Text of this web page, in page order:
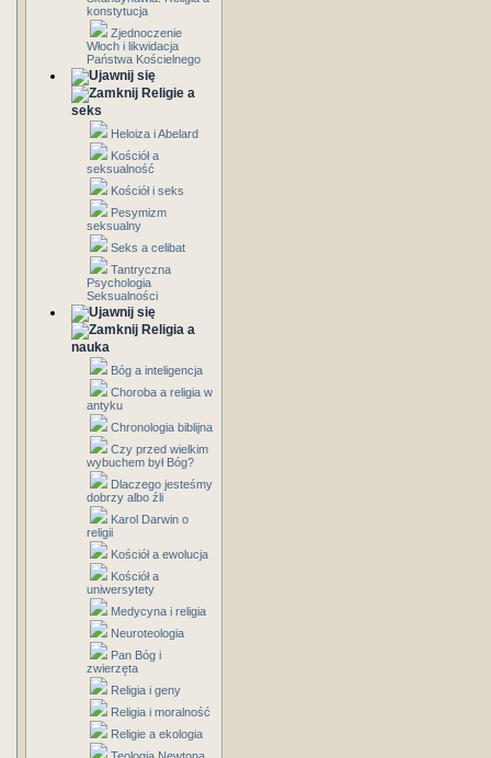
konstytucja
Zjednoczenie
Włoch i likwidacja
Państwa Kościelnego
Religie a
seks
Heloiza i Abelard
Kościół a
seksualność
Kościół i seks
Pesymizm
seksualny
Seks a celibat
Tantryczna
Psychologia
Seksualności
Religia a
nauka
Bóg a inteligencja
Choroba a religia w
antyku
Chronologia biblijna
Czy przed wielkim
wybuchem był Bóg?
Dlaczego jesteśmy
dobrzy albo źli
Karol Darwin o
religii
Kościół a ewolucja
Kościół a
uniwersytety
Medycyna i religia
Neuroteologia
Pan Bóg i
zwierzęta
Religia i geny
Religia i moralność
Religie a ekologia